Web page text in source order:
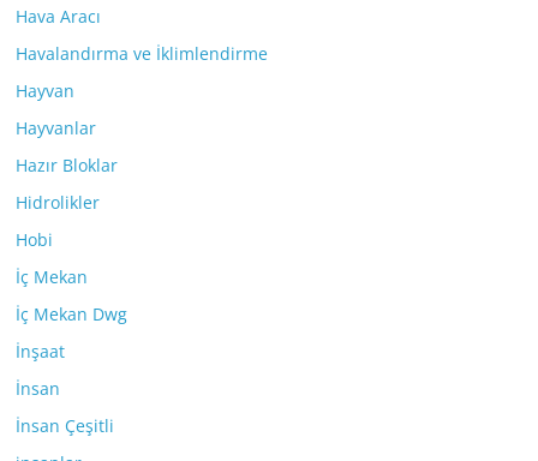
Hava Aracı
Havalandırma ve İklimlendirme
Hayvan
Hayvanlar
Hazır Bloklar
Hidrolikler
Hobi
İç Mekan
İç Mekan Dwg
İnşaat
İnsan
İnsan Çeşitli